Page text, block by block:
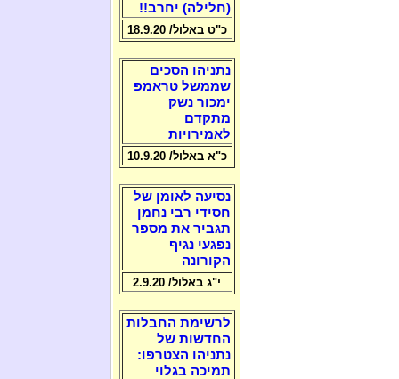
(חלילה) יחרב!!
כ"ט באלול/ 18.9.20
נתניהו הסכים
שממשל טראמפ
ימכור נשק
מתקדם
לאמירויות
כ"א באלול/ 10.9.20
נסיעה לאומן של
חסידי רבי נחמן
תגביר את מספר
נפגעי נגיף
הקורונה
י"ג באלול/ 2.9.20
לרשימת החבלות
החדשות של
נתניהו הצטרפו:
תמיכה בגלוי